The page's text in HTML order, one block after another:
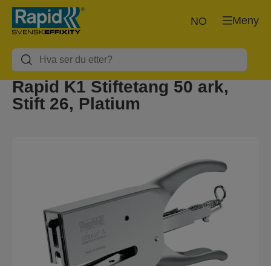
Meny
NO
Rapid K1 Stiftetang 50 ark,
Stift 26, Platium